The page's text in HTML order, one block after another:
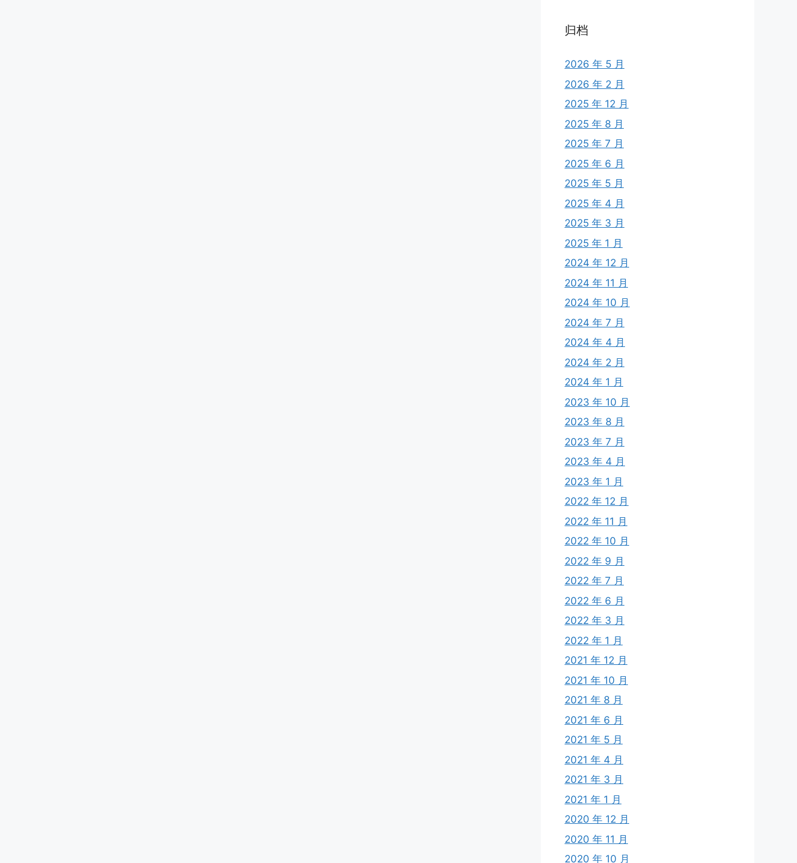
归档
2026 年 5 月
2026 年 2 月
2025 年 12 月
2025 年 8 月
2025 年 7 月
2025 年 6 月
2025 年 5 月
2025 年 4 月
2025 年 3 月
2025 年 1 月
2024 年 12 月
2024 年 11 月
2024 年 10 月
2024 年 7 月
2024 年 4 月
2024 年 2 月
2024 年 1 月
2023 年 10 月
2023 年 8 月
2023 年 7 月
2023 年 4 月
2023 年 1 月
2022 年 12 月
2022 年 11 月
2022 年 10 月
2022 年 9 月
2022 年 7 月
2022 年 6 月
2022 年 3 月
2022 年 1 月
2021 年 12 月
2021 年 10 月
2021 年 8 月
2021 年 6 月
2021 年 5 月
2021 年 4 月
2021 年 3 月
2021 年 1 月
2020 年 12 月
2020 年 11 月
2020 年 10 月